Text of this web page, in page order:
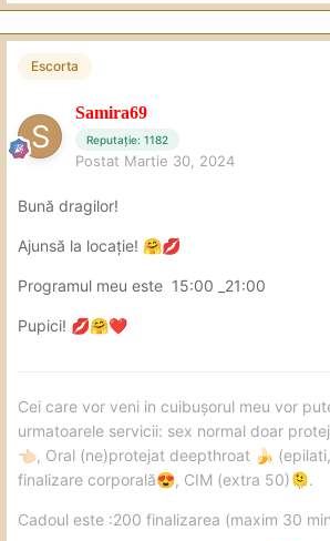
Escorta
Samira69
Reputație: 1182
Postat Martie 30, 2024
Bună dragilor!
Ajunsă la locație! 🤗💋
Programul meu este 15:00 _21:00
Pupici! 💋🤗❤️
Cei care vor veni in cuibușorul meu vor
urmatoarele servicii: sex normal doar
👈🏻, Oral (ne)protejat deepthroat 🍌
finalizare corporală😍, CIM (extra 50)🫠.
Cadoul este :200 finalizarea (maxim 30